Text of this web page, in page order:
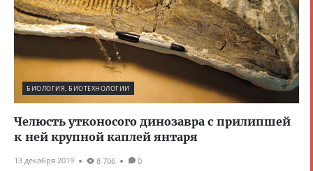
БИОЛОГИЯ, БИОТЕХНОЛОГИИ
Челюсть утконосого динозавра с прилипшей
к ней крупной каплей янтаря
13 декабря 2019 8 706 0